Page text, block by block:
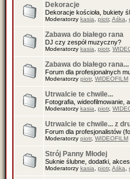
Dekoracje
Dekoracje kościoła, bukiety
Moderatorzy kasia piotr, Aśka
Zabawa do białego rana
DJ czy zespół muzyczny?
Moderatorzy kasia piotr,
Zabawa do białego
Forum dla profesjonalnych
Moderatorzy piotr, WIDEOFILM
Utrwalcie te chwile...
Fotografia, wideofilmowanie,
Moderatorzy kasia piotr,
Utrwalcie te chwile... z
Forum dla profesjonalistów
Moderatorzy piotr, WIDEOFILM
Strój Panny Młodej
Suknie ślubne, dodatki,
Moderatorzy kasia piotr, Aśka